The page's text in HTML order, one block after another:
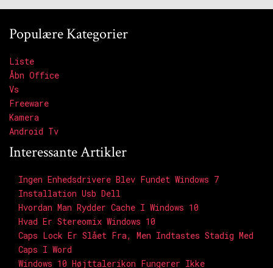
Populære Kategorier
Liste
Åbn Office
Vs
Freeware
Kamera
Android Tv
Interessante Artikler
Ingen Enhedsdrivere Blev Fundet Windows 7
Installation Usb Dell
Hvordan Man Rydder Cache I Windows 10
Hvad Er Stereomix Windows 10
Caps Lock Er Slået Fra, Men Indtastes Stadig Med
Caps I Word
Windows 10 Højttalerikon Fungerer Ikke